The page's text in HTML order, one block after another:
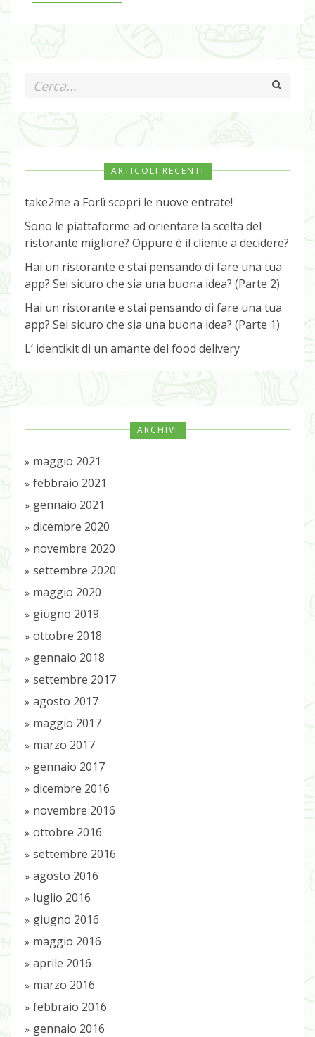
ARTICOLI RECENTI
take2me a Forlì scopri le nuove entrate!
Sono le piattaforme ad orientare la scelta del
ristorante migliore? Oppure è il cliente a decidere?
Hai un ristorante e stai pensando di fare una tua
app? Sei sicuro che sia una buona idea? (Parte 2)
Hai un ristorante e stai pensando di fare una tua
app? Sei sicuro che sia una buona idea? (Parte 1)
L’ identikit di un amante del food delivery
ARCHIVI
maggio 2021
febbraio 2021
gennaio 2021
dicembre 2020
novembre 2020
settembre 2020
maggio 2020
giugno 2019
ottobre 2018
gennaio 2018
settembre 2017
agosto 2017
maggio 2017
marzo 2017
gennaio 2017
dicembre 2016
novembre 2016
ottobre 2016
settembre 2016
agosto 2016
luglio 2016
giugno 2016
maggio 2016
aprile 2016
marzo 2016
febbraio 2016
gennaio 2016